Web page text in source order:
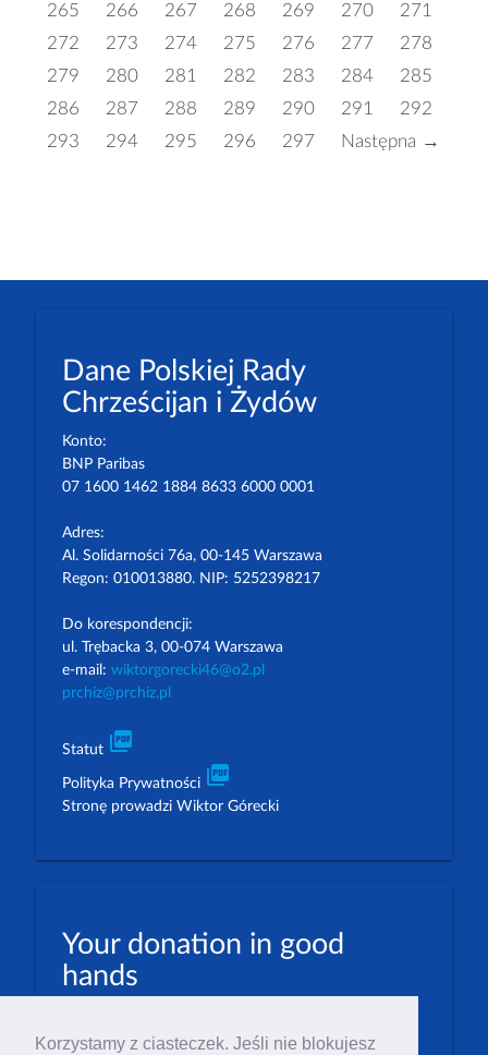
Korzystamy z ciasteczek. Jeśli nie blokujesz
265
266 267 268 269 270
271
272
273 274 275 276 277
278
279
280 281 282 283 284
285
286
287 288 289 290 291
292
293
294 295 296 297 Następna →
Dane Polskiej Rady
Chrześcijan i Żydów
Konto:
BNP Paribas
07 1600 1462 1884 8633 6000 0001
Adres:
Al. Solidarności 76a, 00-145 Warszawa
Regon: 010013880. NIP: 5252398217
Do korespondencji:
ul. Trębacka 3, 00-074 Warszawa
e-mail: wiktorgorecki46@o2.pl
prchiz@prchiz.pl
Statut picture_as_pdf
Polityka Prywatności picture_as_pdf
Stronę prowadzi Wiktor Górecki
Your donation in good
hands